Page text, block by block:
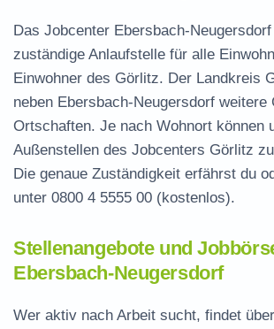
Das Jobcenter Ebersbach-
zuständige Anlaufstelle für alle
Einwohner des Görlitz. Der Landkreis
neben Ebersbach-Neugersdorf weitere
Ortschaften. Je nach Wohnort können
Außenstellen des Jobcenters Görlitz
Die genaue Zuständigkeit erfährst du
unter 0800 4 5555 00 (kostenlos).
Stellenangebote und
Ebersbach-Neugersdorf
Wer aktiv nach Arbeit sucht, findet